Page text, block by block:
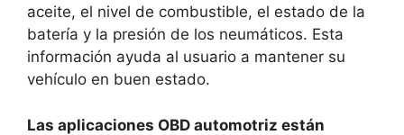
aceite, el nivel de combustible, el estado de la
batería y la presión de los neumáticos. Esta
información ayuda al usuario a mantener su
vehículo en buen estado.
Las aplicaciones OBD automotriz están